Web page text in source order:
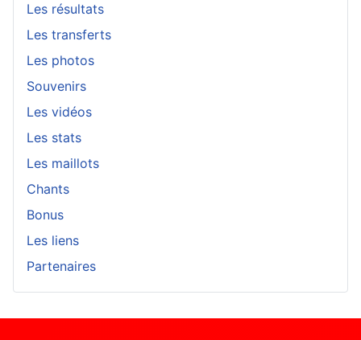
Les résultats
Les transferts
Les photos
Souvenirs
Les vidéos
Les stats
Les maillots
Chants
Bonus
Les liens
Partenaires